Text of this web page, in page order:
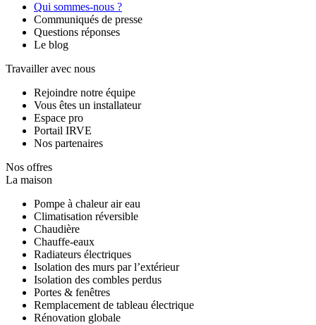
Qui sommes-nous ?
Communiqués de presse
Questions réponses
Le blog
Travailler avec nous
Rejoindre notre équipe
Vous êtes un installateur
Espace pro
Portail IRVE
Nos partenaires
Nos offres
La maison
Pompe à chaleur air eau
Climatisation réversible
Chaudière
Chauffe-eaux
Radiateurs électriques
Isolation des murs par l’extérieur
Isolation des combles perdus
Portes & fenêtres
Remplacement de tableau électrique
Rénovation globale